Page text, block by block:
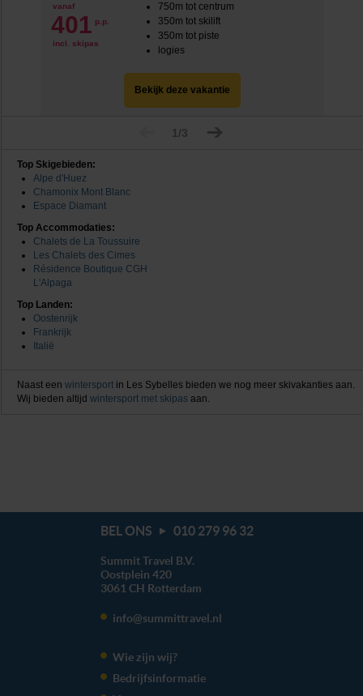
vanaf
401 p.p.
incl. skipas
750m tot centrum
350m tot skilift
350m tot piste
logies
Bekijk deze vakantie
1/3
Top Skigebieden:
Alpe d'Huez
Chamonix Mont Blanc
Espace Diamant
Top Accommodaties:
Chalets de La Toussuire
Les Chalets des Cimes
Résidence Boutique CGH
L'Alpaga
Top Landen:
Oostenrijk
Frankrijk
Italië
Naast een wintersport in Les Sybelles bieden we nog meer skivakanties aan.
Wij bieden altijd wintersport met skipas aan.
BEL ONS 010 279 96 32
Summit Travel B.V.
Oostplein 420
3061 CH Rotterdam
info@summittravel.nl
Wie zijn wij?
Bedrijfsinformatie